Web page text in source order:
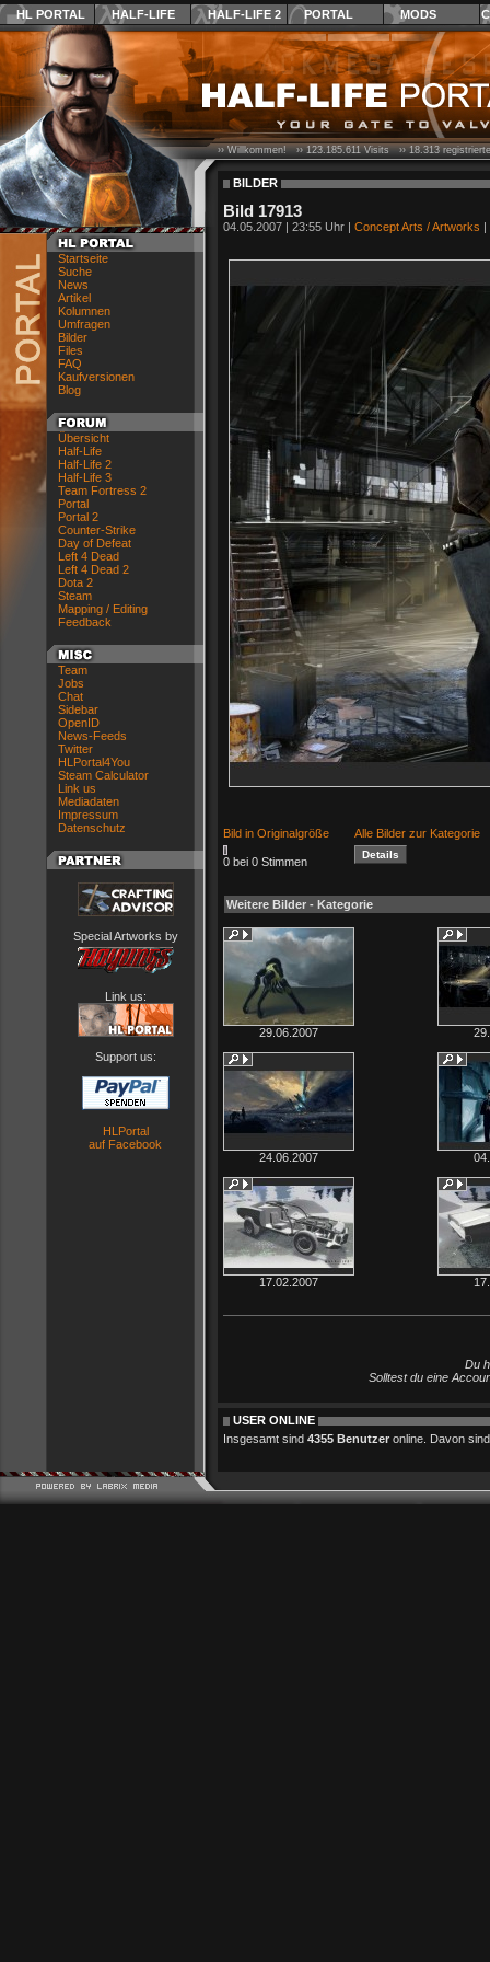
HL PORTAL HALF-LIFE HALF-LIFE 2 PORTAL MODS
Startseite
Suche
News
Artikel
Kolumnen
Umfragen
Bilder
Files
FAQ
Kaufversionen
Blog
Übersicht
Half-Life
Half-Life 2
Half-Life 3
Team Fortress 2
Portal
Portal 2
Counter-Strike
Day of Defeat
Left 4 Dead
Left 4 Dead 2
Dota 2
Steam
Mapping / Editing
Feedback
Team
Jobs
Chat
Sidebar
OpenID
News-Feeds
Twitter
HLPortal4You
Steam Calculator
Link us
Mediadaten
Impressum
Datenschutz
Special Artworks by
Link us:
Support us:
HLPortal
auf Facebook
›› Willkommen! ››123.185.611Visits ››18.313
BILDER
Bild 17913
04.05.2007 | 23:55 Uhr | Concept Arts / Artworks |
Bild in Originalgröße Alle Bilder zur Kategorie
0 bei 0 Stimmen
Weitere Bilder - Kategorie
29.06.2007
24.06.2007
17.02.2007
Du
Solltest du eine
USER ONLINE
Insgesamt sind 4355 Benutzer online. Davon